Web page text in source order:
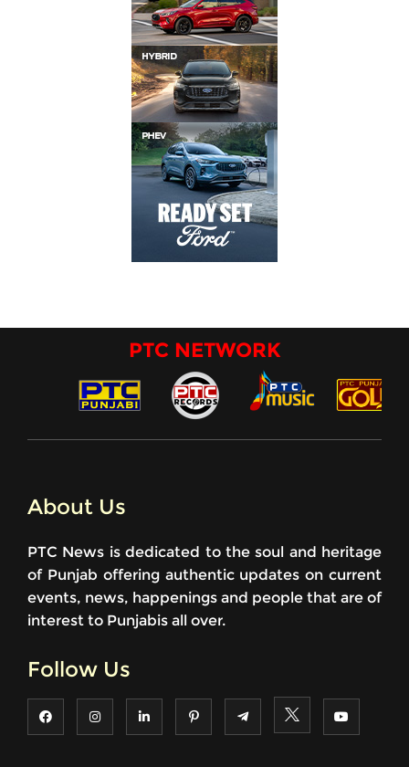
PTC NETWORK
About Us
PTC News is dedicated to the soul and heritage
of Punjab offering authentic updates on current
events, news, happenings and people that are of
interest to Punjabis all over.
Follow Us